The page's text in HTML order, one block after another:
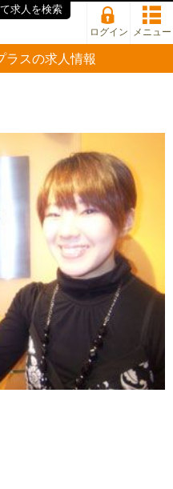
ログイン メニュー
ラスの求人情報
求人を検索